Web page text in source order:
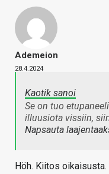
Ademeion
28.4.2024
Kaotik sanoi
Se on tuo
illuusiota vissiin,
Napsauta
Höh. Kiitos